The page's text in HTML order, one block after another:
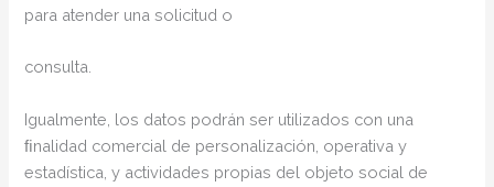
para atender una solicitud o
consulta.
Igualmente, los datos podrán ser utilizados con una
ﬁnalidad comercial de personalización, operativa y
estadística, y actividades propias del objeto social de